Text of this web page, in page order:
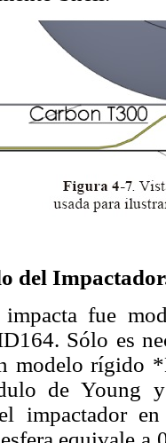
del
fue
Sólo es
modelo rígido
de Young
impactador